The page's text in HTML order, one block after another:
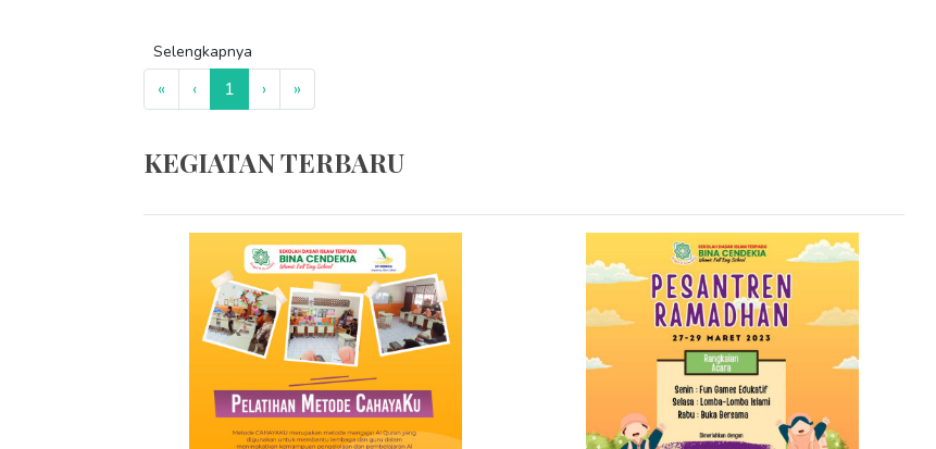
Selengkapnya
« ‹ 1 › »
KEGIATAN TERBARU